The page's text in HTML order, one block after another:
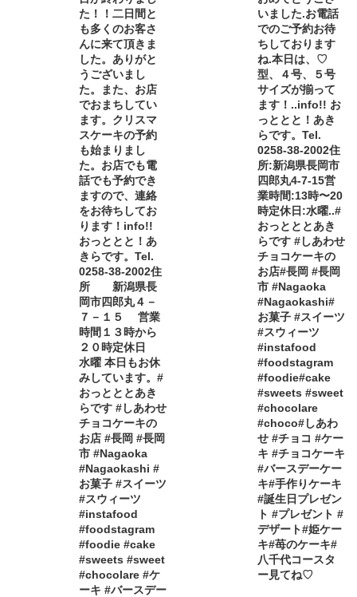
た！！二日間と
も多くのお客さ
んに来て頂きま
した。ありがと
うございまし
た。また、お店
でおまちしてい
ます。クリスマ
スケーキの予約
も始まりまし
た。お店でも電
話でも予約でき
ますので、連絡
をお待ちしてお
ります！info!!
おっととと！あ
きらです。Tel.
0258-38-2002住
所 新潟県長
岡市四郎丸４－
７－１５ 営業
時間１３時から
２０時定休日
水曜 本日もお休
みしています。#
おっとととあき
らです #しあわせ
チョコケーキの
お店 #長岡 #長岡
市 #Nagaoka
#Nagaokashi #
お菓子 #スイーツ
#スウィーツ
#instafood
#foodstagram
#foodie #cake
#sweets #sweet
#chocolare #ケ
ーキ #バースデー
いました️.お電話
でのご予約お待
ちしております
ね.本日は、♡
型、４号、５号
サイズが揃って
ます！..info!! お
っととと！あき
らです。Tel.
0258-38-2002住
所:新潟県長岡市
四郎丸4-7-15営
業時間:13時〜20
時定休日:水曜..#
おっとととあき
らです #しあわせ
チョコケーキの
お店#長岡 #長岡
市 #Nagaoka
#Nagaokashi#
お菓子 #スイーツ
#スウィーツ
#instafood
#foodstagram
#foodie#cake
#sweets #sweet
#chocolare
#choco#しあわ
せ #チョコ #ケー
キ #チョコケーキ
#バースデーケー
キ#手作りケーキ
#誕生日プレゼン
ト #プレゼント #
デザート#姫ケー
キ#苺のケーキ#
八千代コースタ
ー見てね♡